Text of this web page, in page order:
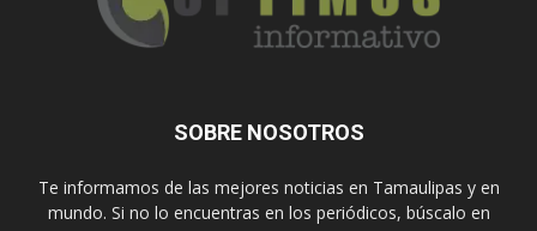
SOBRE NOSOTROS
Te informamos de las mejores noticias en Tamaulipas y en
mundo. Si no lo encuentras en los periódicos, búscalo en